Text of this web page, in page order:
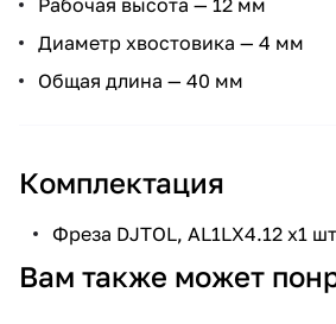
Диаметр хвостовика — 4 мм
Общая длина — 40 мм
Комплектация
Фреза DJTOL, AL1LX4.12 х1 шт
Вам также может